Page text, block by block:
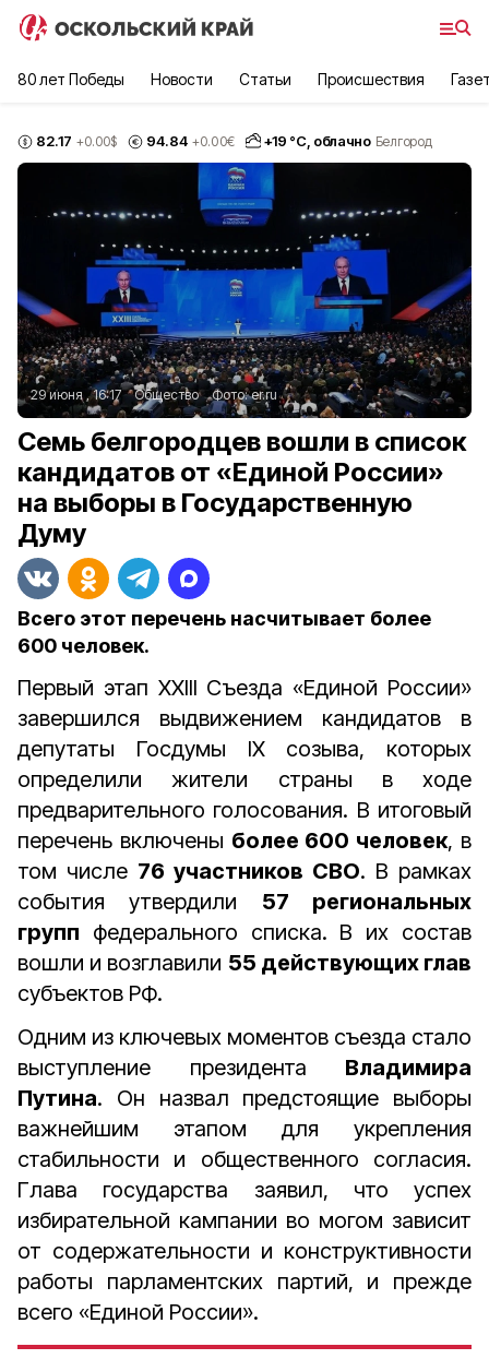
80 лет Победы Новости Статьи Происшествия
82.17 +0.00$ 94.84 +0.00€ +19 °С, облачно Белгород
29 июня , 16:17 Общество Фото:er.ru
Семь белгородцев вошли в список
кандидатов от «Единой России»
на выборы в Государственную
Думу
Всего этот перечень насчитывает более
600 человек.
Первый этап XXIII Съезда «Единой России»
завершился выдвижением кандидатов в
депутаты Госдумы IX созыва, которых
определили жители страны в ходе
предварительного голосования. В итоговый
перечень включены более 600 человек, в
том числе 76 участников СВО. В рамках
события утвердили 57 региональных
групп федерального списка. В их состав
вошли и возглавили 55 действующих глав
субъектов РФ.
Одним из ключевых моментов съезда стало
выступление президента Владимира
Путина. Он назвал предстоящие выборы
важнейшим этапом для укрепления
стабильности и общественного согласия.
Глава государства заявил, что успех
избирательной кампании во могом зависит
от содержательности и конструктивности
работы парламентских партий, и прежде
всего «Единой России».